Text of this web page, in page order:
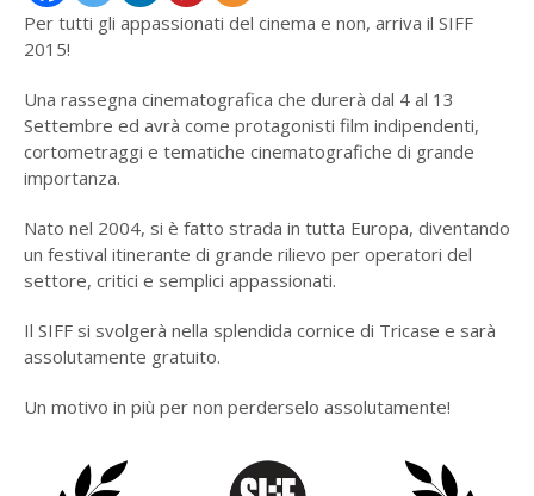
Per tutti gli appassionati del cinema e non, arriva il SIFF
2015!
Una rassegna cinematografica che durerà dal 4 al 13
Settembre ed avrà come protagonisti film indipendenti,
cortometraggi e tematiche cinematografiche di grande
importanza.
Nato nel 2004, si è fatto strada in tutta Europa, diventando
un festival itinerante di grande rilievo per operatori del
settore, critici e semplici appassionati.
Il SIFF si svolgerà nella splendida cornice di Tricase e sarà
assolutamente gratuito.
Un motivo in più per non perderselo assolutamente!